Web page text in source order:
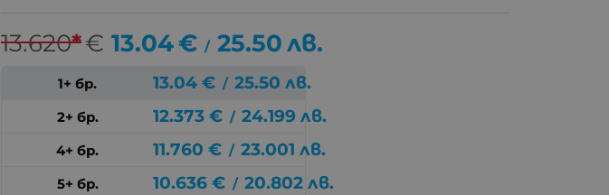
13.620*€ 13.04€ / 25.50лв.
1+ бр. 13.04 € / 25.50 лв.
2+ бр. 12.373 € / 24.199 лв.
4+ бр. 11.760 € / 23.001 лв.
5+ бр. 10.636 € / 20.802 лв.